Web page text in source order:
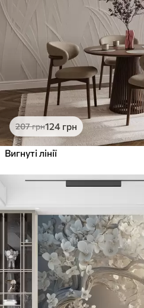
207грн124 грн
Вигнуті лінії